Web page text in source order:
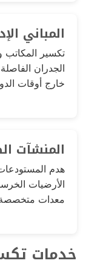
المباني
تكسير المكاتب
الجدران
خارج أوقات
المنشآت
هدم المستودعات
الأرضيات
معدات متخصصة
خدمات